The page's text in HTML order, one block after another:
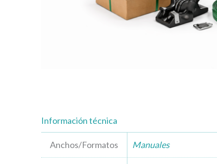
Información técnica
Anchos/Formatos Manuales